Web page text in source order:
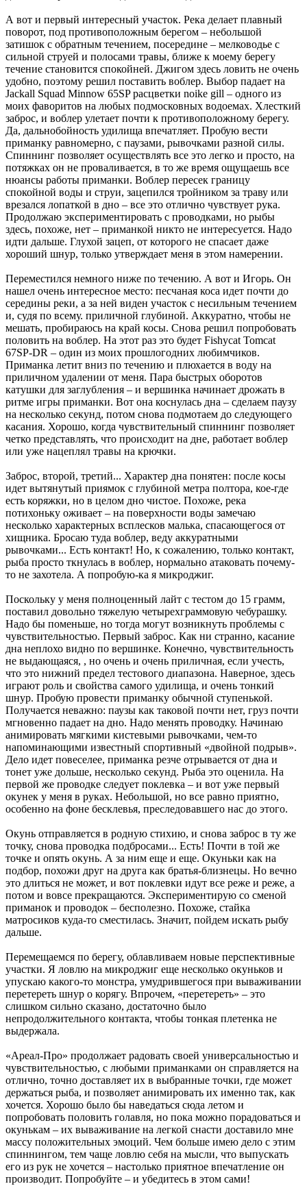
А вот и первый интересный участок. Река делает плавный
поворот, под противоположным берегом – небольшой
затишок с обратным течением, посередине – мелководье с
сильной струей и полосами травы, ближе к моему берегу
течение становится спокойней. Джигом здесь ловить не очень
удобно, поэтому решил поставить воблер. Выбор падает на
Jackall Squad Minnow 65SP расцветки noike gill – одного из
моих фаворитов на любых подмосковных водоемах. Хлесткий
заброс, и воблер улетает почти к противоположному берегу.
Да, дальнобойность удилища впечатляет. Пробую вести
приманку равномерно, с паузами, рывочками разной силы.
Спиннинг позволяет осуществлять все это легко и просто, на
потяжках он не проваливается, в то же время ощущаешь все
нюансы работы приманки. Воблер пересек границу
спокойной воды и струи, зацепился тройником за траву или
врезался лопаткой в дно – все это отлично чувствует рука.
Продолжаю экспериментировать с проводками, но рыбы
здесь, похоже, нет – приманкой никто не интересуется. Надо
идти дальше. Глухой зацеп, от которого не спасает даже
хороший шнур, только утверждает меня в этом намерении.
Переместился немного ниже по течению. А вот и Игорь. Он
нашел очень интересное место: песчаная коса идет почти до
середины реки, а за ней виден участок с несильным течением
и, судя по всему. приличной глубиной. Аккуратно, чтобы не
мешать, пробираюсь на край косы. Снова решил попробовать
половить на воблер. На этот раз это будет Fishycat Tomcat
67SP-DR – один из моих прошлогодних любимчиков.
Приманка летит вниз по течению и плюхается в воду на
приличном удалении от меня. Пара быстрых оборотов
катушки для заглубления – и вершинка начинает дрожать в
ритме игры приманки. Вот она коснулась дна – сделаем паузу
на несколько секунд, потом снова подмотаем до следующего
касания. Хорошо, когда чувствительный спиннинг позволяет
четко представлять, что происходит на дне, работает воблер
или уже нацеплял травы на крючки.
Заброс, второй, третий... Характер дна понятен: после косы
идет вытянутый приямок с глубиной метра полтора, кое-где
есть коряжки, но в целом дно чистое. Похоже, река
потихоньку оживает – на поверхности воды замечаю
несколько характерных всплесков малька, спасающегося от
хищника. Бросаю туда воблер, веду аккуратными
рывочками... Есть контакт! Но, к сожалению, только контакт,
рыба просто ткнулась в воблер, нормально атаковать почему-
то не захотела. А попробую-ка я микроджиг.
Поскольку у меня полноценный лайт с тестом до 15 грамм,
поставил довольно тяжелую четырехграммовую чебурашку.
Надо бы поменьше, но тогда могут возникнуть проблемы с
чувствительностью. Первый заброс. Как ни странно, касание
дна неплохо видно по вершинке. Конечно, чувствительность
не выдающаяся, , но очень и очень приличная, если учесть,
что это нижний предел тестового диапазона. Наверное, здесь
играют роль и свойства самого удилища, и очень тонкий
шнур. Пробую провести приманку обычной ступенькой.
Получается неважно: паузы как таковой почти нет, груз почти
мгновенно падает на дно. Надо менять проводку. Начинаю
анимировать мягкими кистевыми рывочками, чем-то
напоминающими известный спортивный «двойной подрыв».
Дело идет повеселее, приманка резче отрывается от дна и
тонет уже дольше, несколько секунд. Рыба это оценила. На
первой же проводке следует поклевка – и вот уже первый
окунек у меня в руках. Небольшой, но все равно приятно,
особенно на фоне бесклевья, преследовавшего нас до этого.
Окунь отправляется в родную стихию, и снова заброс в ту же
точку, снова проводка подбросами... Есть! Почти в той же
точке и опять окунь. А за ним еще и еще. Окуньки как на
подбор, похожи друг на друга как братья-близнецы. Но вечно
это длиться не может, и вот поклевки идут все реже и реже, а
потом и вовсе прекращаются. Экспериментирую со сменой
приманок и проводок – бесполезно. Похоже, стайка
матросиков куда-то сместилась. Значит, пойдем искать рыбу
дальше.
Перемещаемся по берегу, облавливаем новые перспективные
участки. Я ловлю на микроджиг еще несколько окуньков и
упускаю какого-то монстра, умудрившегося при вываживании
перетереть шнур о корягу. Впрочем, «перетереть» – это
слишком сильно сказано, достаточно было
непродолжительного контакта, чтобы тонкая плетенка не
выдержала.
«Ареал-Про» продолжает радовать своей универсальностью и
чувствительностью, с любыми приманками он справляется на
отлично, точно доставляет их в выбранные точки, где может
держаться рыба, и позволяет анимировать их именно так, как
хочется. Хорошо было бы наведаться сюда летом и
попробовать половить голавля, но пока можно порадоваться и
окунькам – их вываживание на легкой снасти доставило мне
массу положительных эмоций. Чем больше имею дело с этим
спиннингом, тем чаще ловлю себя на мысли, что выпускать
его из рук не хочется – настолько приятное впечатление он
производит. Попробуйте – и убедитесь в этом сами!